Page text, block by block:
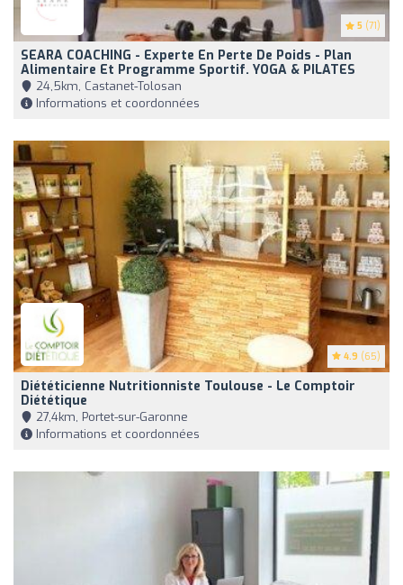
5 (71)
SEARA COACHING - Experte En Perte De Poids - Plan
Alimentaire Et Programme Sportif. YOGA & PILATES
24,5km, Castanet-Tolosan
Informations et coordonnées
4.9 (65)
Diététicienne Nutritionniste Toulouse - Le Comptoir
Diététique
27,4km, Portet-sur-Garonne
Informations et coordonnées